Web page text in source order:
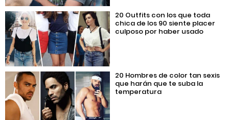
20 Outfits con los que toda
chica de los 90 siente placer
culposo por haber usado
20 Hombres de color tan sexis
que harán que te suba la
temperatura